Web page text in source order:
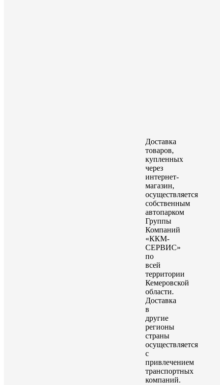
Доставка
товаров,
купленных
через
интернет-
магазин,
осуществляется
собственным
автопарком
Группы
Компаний
«ККМ-
СЕРВИС»
по
всей
территории
Кемеровской
области.
Доставка
в
другие
регионы
страны
осуществляется
с
привлечением
транспортных
компаний.